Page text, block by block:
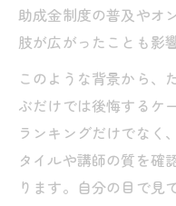
助成金制度の普及やオ
肢が広がったことも影
このような背景から、
ぶだけでは後悔するケ
ランキングだけでなく
タイルや講師の質を確
ります。自分の目で見